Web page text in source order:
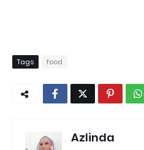
Tags food
Azlinda